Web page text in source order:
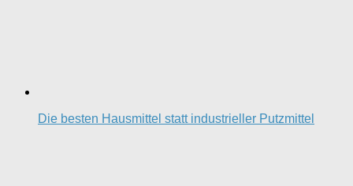
Die besten Hausmittel statt industrieller Putzmittel